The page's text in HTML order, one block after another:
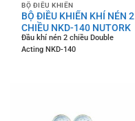
BỘ ĐIỀU KHIỂN
BỘ ĐIỀU KHIỂN KHÍ NÉN 2
CHIỀU NKD-140 NUTORK
Đầu khí nén 2 chiều Double
Acting NKD-140